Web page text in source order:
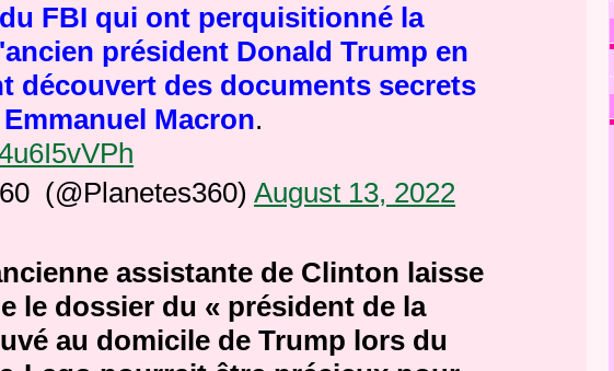
FBI qui ont perquisitionné la
président Donald Trump en
découvert des documents secrets
Macron.
(@Planetes360)August 13, 2022
assistante de Clinton laisse
le dossier du « président de la
au domicile de Trump lors du